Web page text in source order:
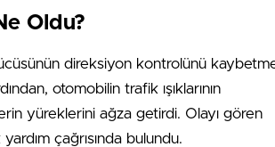
Oldu?
direksiyon kontrolünü
otomobilin trafik ışıklarının
yüreklerini ağza getirdi. Olayı gören
çağrısında bulundu.